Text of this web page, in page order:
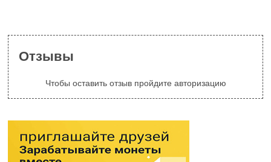
Отзывы
Чтобы оставить отзыв пройдите авторизацию